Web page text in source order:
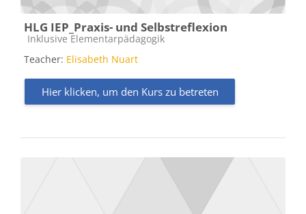
HLG IEP_Praxis- und Selbstreflexion
Kursbereich
Inklusive Elementarpädagogik
Teacher: Elisabeth Nuart
Hier klicken, um den Kurs zu betreten